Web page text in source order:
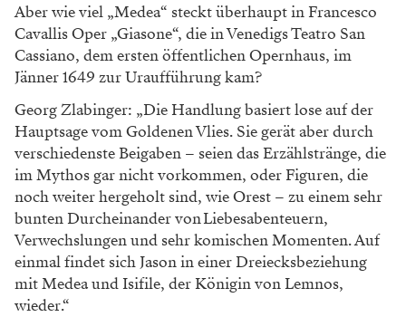
Aber wie viel „Medea“ steckt überhaupt in Francesco
Cavallis Oper „Giasone“, die in Venedigs Teatro San
Cassiano, dem ersten öffentlichen Opernhaus, im
Jänner 1649 zur Uraufführung kam?
Georg Zlabinger: „Die Handlung basiert lose auf der
Hauptsage vom Goldenen Vlies. Sie gerät aber durch
verschiedenste Beigaben – seien das Erzählstränge, die
im Mythos gar nicht vorkommen, oder Figuren, die
noch weiter hergeholt sind, wie Orest – zu einem sehr
bunten Durcheinander von Liebesabenteuern,
Verwechslungen und sehr komischen Momenten. Auf
einmal findet sich Jason in einer Dreiecksbeziehung
mit Medea und Isifile, der Königin von Lemnos,
wieder.“